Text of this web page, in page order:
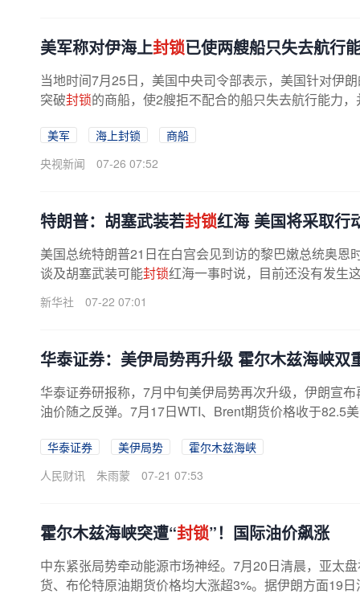
美军称对伊海上封锁已使两艘船只失去航行
当地时间7月25日，美国中央司令部表示，美国针对伊
突破封锁的商船，使2艘拒不配合的船只失去航行能力
美军 海上封锁
商船
央视新闻
07-26 07:52
特朗普：胡塞武装若封锁红海 美国将采取行
美国总统特朗普21日在白宫会见到访的黎巴嫩总统奥恩
谈及胡塞武装可能封锁红海一事时说，目前还没有发生
新华社 07-22 07:01
华泰证券：美伊局势再升级 霍尔木兹海峡双
华泰证券研报称，7月中旬美伊局势再次升级，伊朗宣
油价随之反弹。7月17日WTI、Brent期货价格收于82.5
华泰证券 美伊局势
霍尔木兹海峡
人民财讯
朱雨蒙 07-21 07:53
霍尔木兹海峡突遭“封锁”！国际油价飙涨
中东紧张局势牵动能源市场神经。7月20日清晨，亚太
货、布伦特原油期货价格均大涨超3%。据伊朗方面19